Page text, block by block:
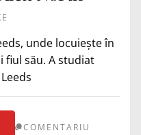
unde locuiește în
fiul său. A studiat
COMENTARIU